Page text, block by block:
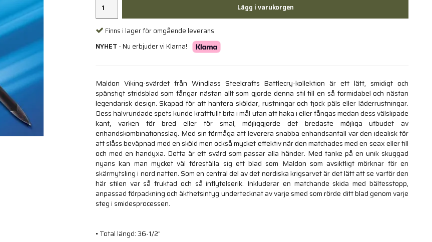
Lägg i varukorgen
Finns i lager för omgående leverans
NYHET - Nu erbjuder vi Klarna!
Maldon Viking-svärdet från Windlass Steelcrafts Battlecry-kollektion är ett lätt, smidigt och
spänstigt stridsblad som fångar nästan allt som gjorde denna stil till en så formidabel och nästan
legendarisk design. Skapad för att hantera sköldar, rustningar och tjock päls eller läderrustningar.
Dess halvrundade spets kunde kraftfullt bita i mål utan att haka i eller fångas medan dess välslipade
kant, varken för bred eller för smal, möjliggjorde det bredaste möjliga utbudet av
enhandskombinationsslag. Med sin förmåga att leverera snabba enhandsanfall var den idealisk för
att slåss beväpnad med en sköld men också mycket effektiv när den matchades med en seax eller till
och med en handyxa. Detta är ett svärd som passar alla händer. Med tanke på en unik skuggad
nyans kan man mycket väl föreställa sig ett blad som Maldon som avsiktligt mörknar för en
skärmytsling i nord natten. Som en central del av det nordiska krigsarvet är det lätt att se varför den
här stilen var så fruktad och så inflytelserik. Inkluderar en matchande skida med bältesstopp,
anpassad förpackning och äkthetsintyg undertecknat av varje smed som rörde ditt blad genom varje
steg i smidesprocessen.
• Total längd: 36-1/2"